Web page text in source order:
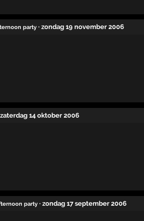
party · zondag 19 november 2006
zaterdag 14 oktober 2006
party · zondag 17 september 2006